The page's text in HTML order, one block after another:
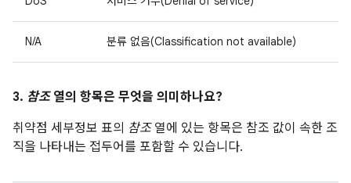
N/A 분류 없음(Classification not available)
3. 참조열의 항목은 무엇을 의미하나요?
취약점 세부정보 표의 참조열에 있는 항목은 참조 값이 속한 조
직을 나타내는 접두어를 포함할 수 있습니다.